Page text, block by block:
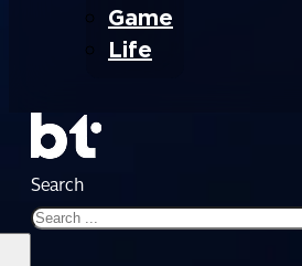
Game
Life
Search